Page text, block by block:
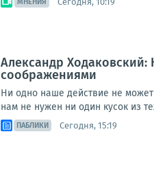
Александр
соображениями
Ни одно наше действие не
нам не нужен ни один кусок из
ПАБЛИКИ Сегодня, 15:19